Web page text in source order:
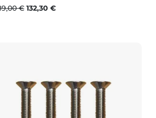
de base
€ Prix
132,30 €